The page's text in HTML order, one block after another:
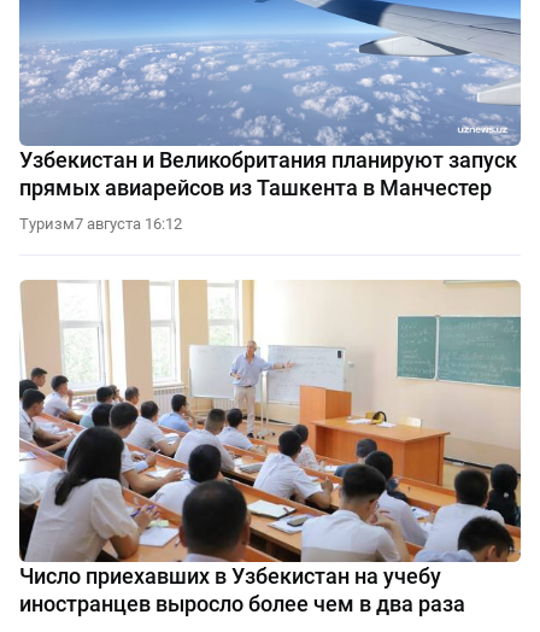
Узбекистан и Великобритания планируют запуск
прямых авиарейсов из Ташкента в Манчестер
Туризм7 августа 16:12
Число приехавших в Узбекистан на учебу
иностранцев выросло более чем в два раза